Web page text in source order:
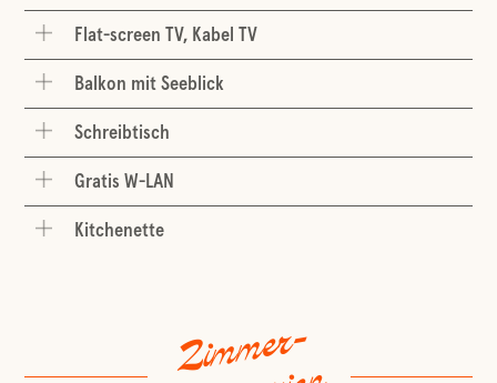
Flat-screen TV, Kabel TV
Balkon mit Seeblick
Schreibtisch
Gratis W-LAN
Kitchenette
Zimmer-